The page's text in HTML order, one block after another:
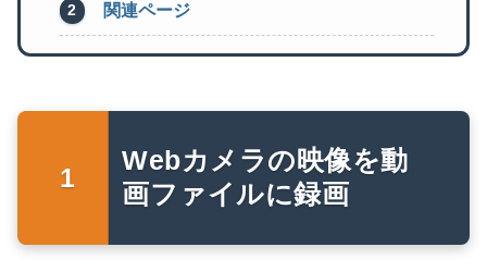
関連ページ
Webカメラの映像を動
画ファイルに録画